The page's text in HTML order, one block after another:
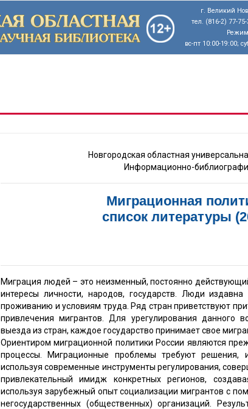
г. Великий
тел. (816-2) 77-
вс-пт 10:00-19:00;
Новгородская областная
Информационно-
Миграционная
список литературы
Миграция людей – это неизменный, постоянно
интересы личности, народов, государств. Люди
проживанию и условиям труда. Ряд стран приветствуют
привлечения мигрантов. Для урегулирования данного
выезда из стран, каждое государство принимает свое
Ориентиром миграционной политики России являются
процессы. Миграционные проблемы требуют решения,
используя современные инструменты регулирования,
привлекательный имидж конкретных регионов,
используя зарубежный опыт социализации мигрантов с
негосударственных (общественных) организаций.